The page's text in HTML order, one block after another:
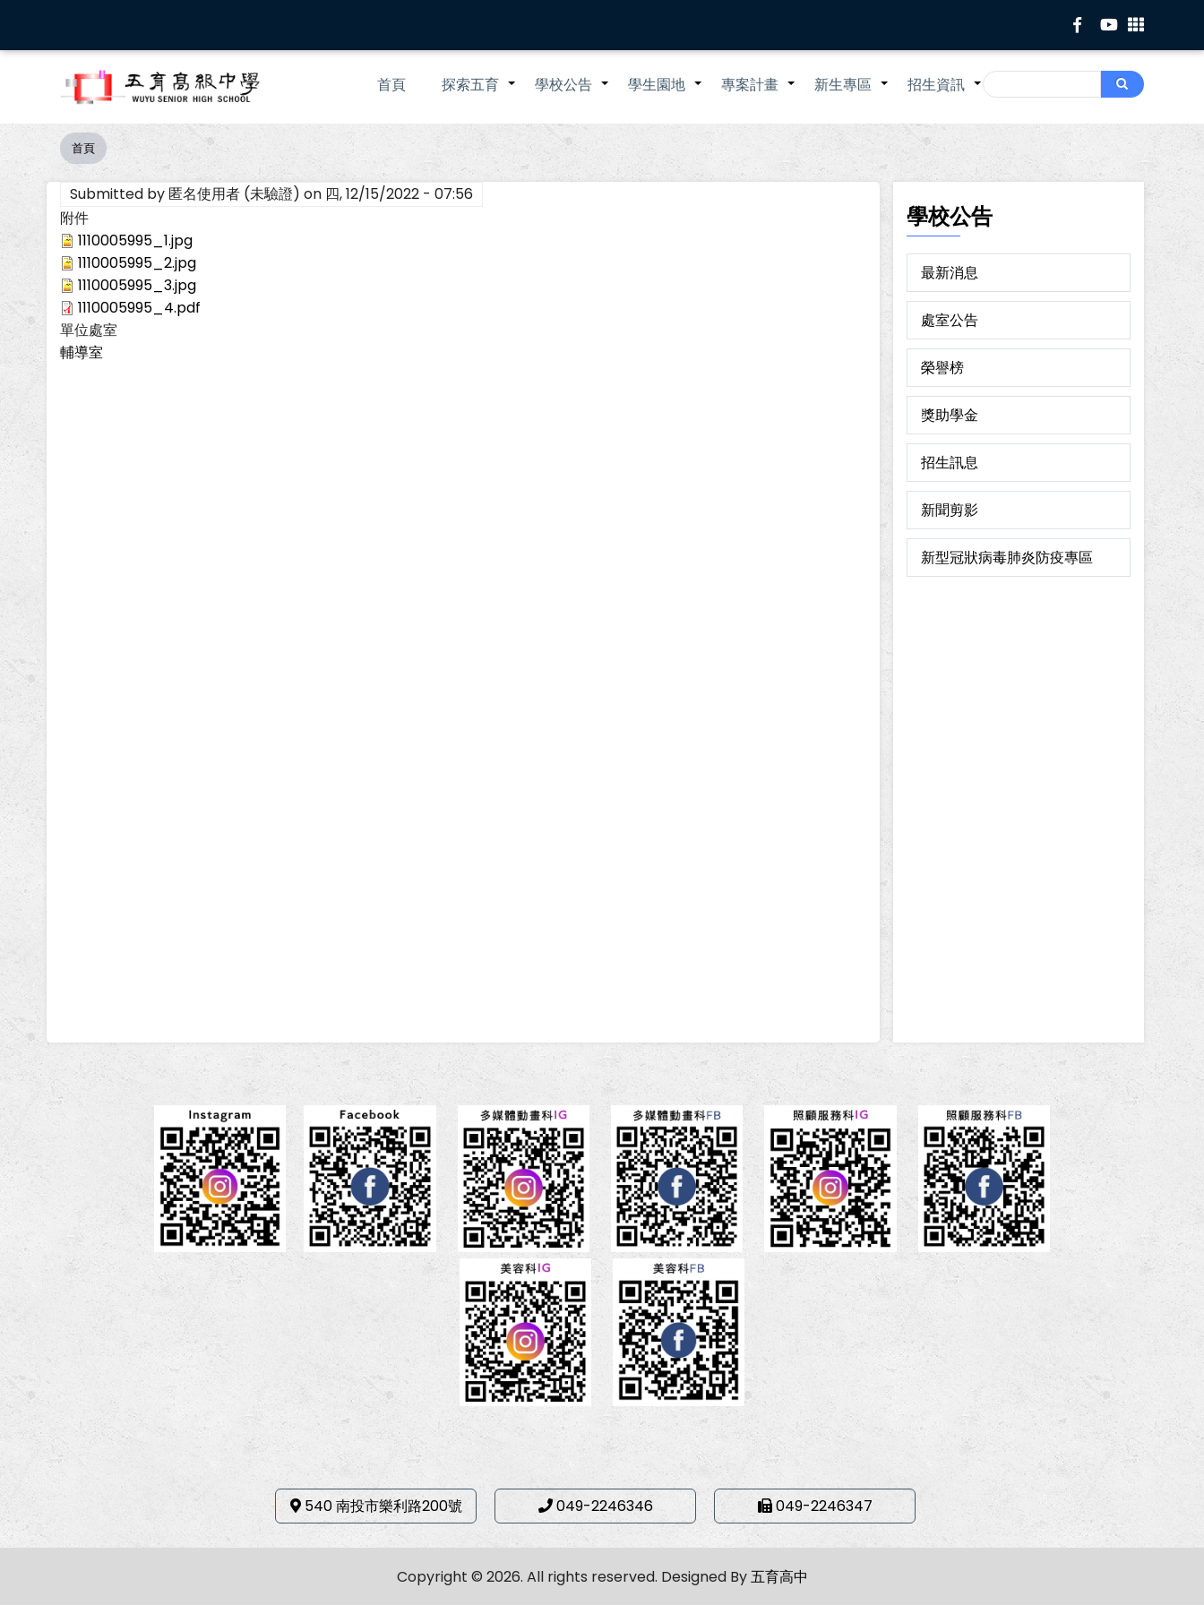
主
Search
Search
Main
navigation
首頁 +
探索五育 +
學校公告 +
學生園地 +
專案計畫 +
新生專區 +
招生資訊
導
航
連
結
首頁
Submitted by 匿名使用者 (未驗證) on 四, 12/15/2022 - 07:56
附件
1110005995_1.jpg
1110005995_2.jpg
1110005995_3.jpg
1110005995_4.pdf
單位處室
輔導室
學校公告
最新消息
處室公告
榮譽榜
獎助學金
招生訊息
新聞剪影
新型冠狀病毒肺炎防疫專區
540 南投市樂利路200號 049-2246346 049-2246347
Copyright © 2026. All rights reserved. Designed By五育高中